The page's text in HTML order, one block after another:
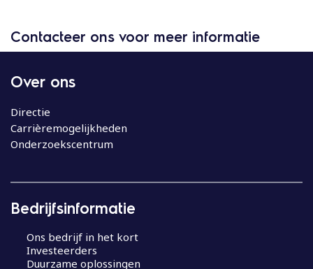
Contacteer ons voor meer informatie
Over ons
Directie
Carrièremogelijkheden
Onderzoekscentrum
Bedrijfsinformatie
Ons bedrijf in het kort
Investeerders
Duurzame oplossingen